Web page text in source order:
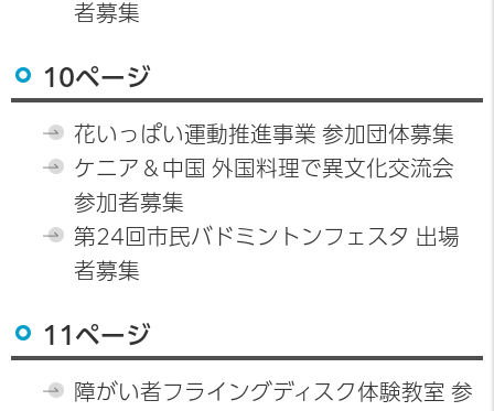
者募集
10ページ
花いっぱい運動推進事業 参加団体募集
ケニア＆中国 外国料理で異文化交流会
参加者募集
第24回市民バドミントンフェスタ 出場
者募集
11ページ
障がい者フライングディスク体験教室 参